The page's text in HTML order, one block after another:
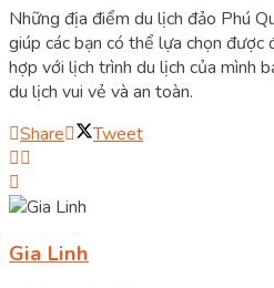
Những địa điểm du lịch đảo Phú
giúp các bạn có thể lựa chọn
hợp với lịch trình du lịch của mình
du lịch vui vẻ và an toàn.
Share
Tweet
Gia Linh